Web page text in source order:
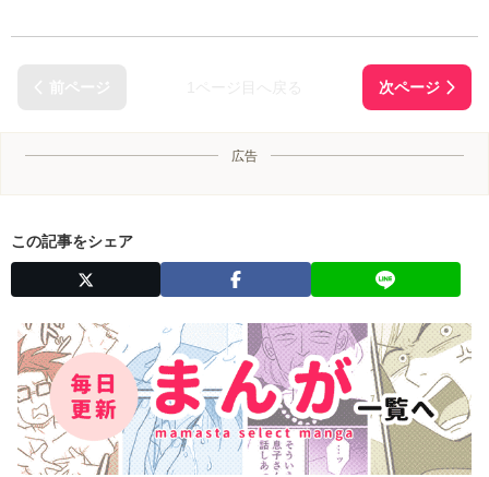
広告
この記事をシェア